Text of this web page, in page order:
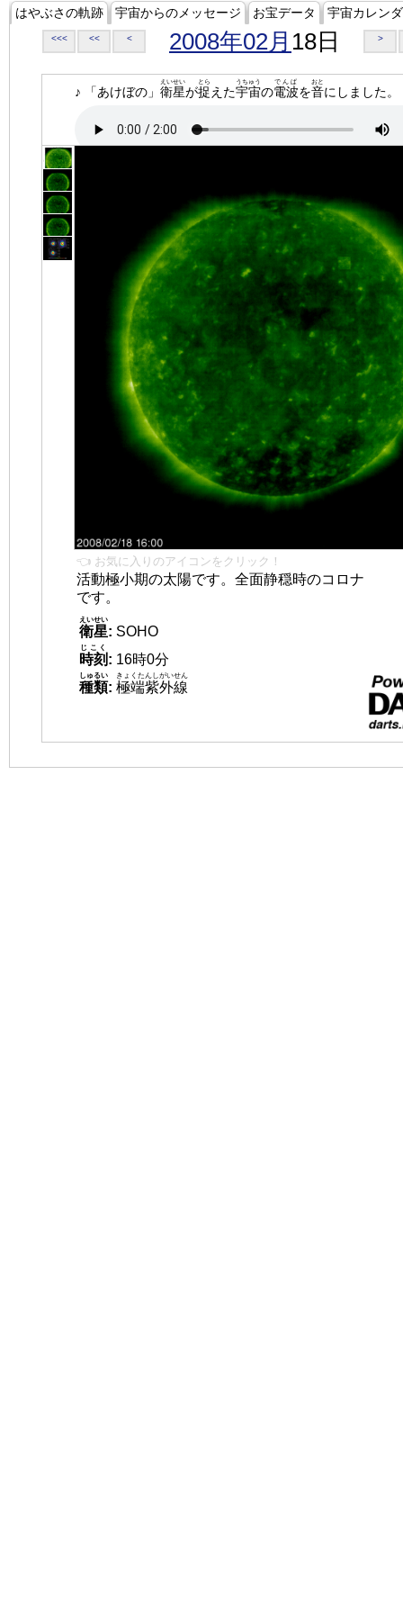
はやぶさの軌跡 宇宙からのメッセージ お宝データ 宇宙カレン
<<< << < 2008年02月 18日 >
♪ 「あけぼの」 衛星
えいせい
が捉
とら
えた宇宙
うちゅう
の電波
でんぱ
を音
おと
にしました。
👈 お気に入りのアイコンをクリック！
活動極小期の太陽です。全面静穏時のコロナ
です。
衛星
えいせい
: SOHO
時刻
じこく
: 16時0分
種類
しゅるい
: 極端紫外線
きょくたんしがいせん